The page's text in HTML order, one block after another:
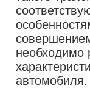
необходимо
автомобиля.